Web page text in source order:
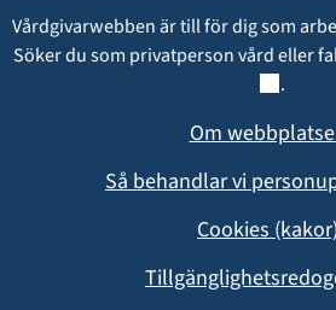
Vårdgivarwebben är till för dig som
Söker du som privatperson vård eller
.
Om
Så behandlar vi
Cookies (kakor)